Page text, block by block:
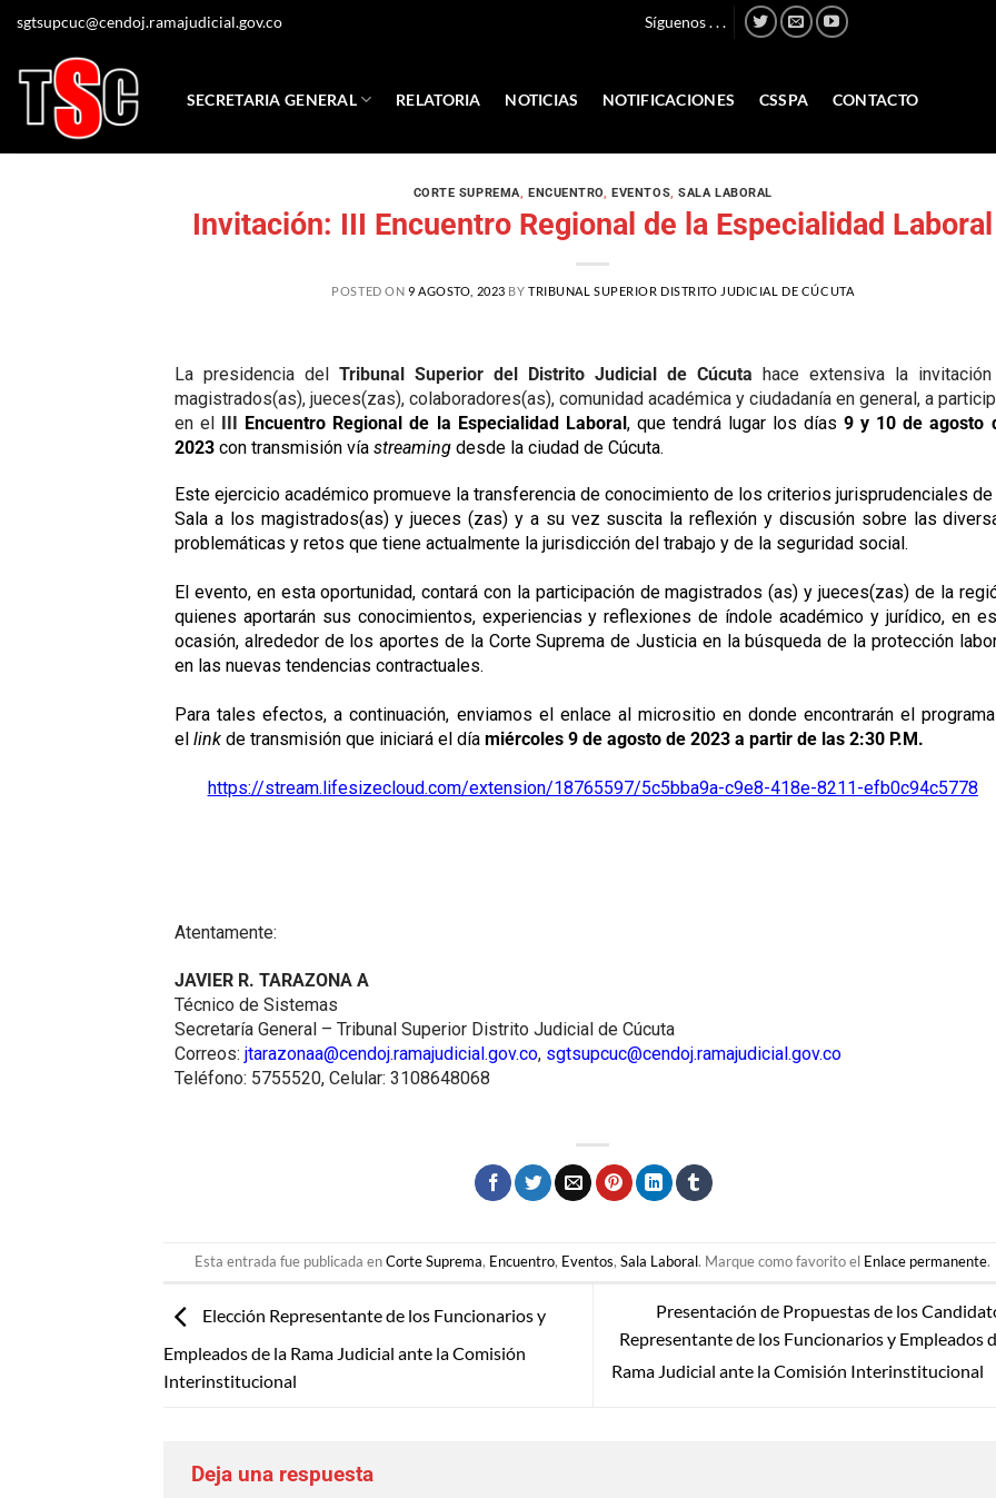
sgtsupcuc@cendoj.ramajudicial.gov.co Síguenos . . .
SECRETARIA GENERAL RELATORIA NOTICIAS NOTIFICACIONES CSSPA CONTACTO
CORTE SUPREMA, ENCUENTRO,EVENTOS,SALA LABORAL
Invitación: III Encuentro Regional de la Especialidad Laboral
POSTED ON 9 AGOSTO, 2023 BY TRIBUNAL SUPERIOR DISTRITO JUDICIAL DE CÚCUTA
La presidencia delTribunal Superior del Distrito Judicial de Cúcuta hace extensiva la
magistrados(as), jueces(zas), colaboradores(as), comunidad académica y ciudadanía en general, a
en el III Encuentro Regional de la Especialidad Laboral, que tendrá lugar los días 9 y 10 de agosto
2023 con transmisión vía streaming desde la ciudad de Cúcuta.
Este ejercicio académico promueve la transferencia de conocimiento de los criterios jurisprudenciales de
Sala a los magistrados(as) y jueces (zas) y a su vez suscita la reflexión y discusión sobre las
problemáticas y retos que tiene actualmente la jurisdicción del trabajo y de la seguridad social.
El evento, en esta oportunidad, contará con la participación de magistrados (as) y jueces(zas) de la
quienes aportarán sus conocimientos, experiencias y reflexiones de índole académico y jurídico, en
ocasión, alrededor de los aportes de la Corte Suprema de Justicia en la búsqueda de la protección
en las nuevas tendencias contractuales.
Para tales efectos, a continuación, enviamos el enlace al micrositio en donde encontrarán el
el link de transmisión que iniciará el día miércoles 9 de agosto de 2023 a partir de las 2:30 P.M.
https://stream.lifesizecloud.com/extension/18765597/5c5bba9a-c9e8-418e-8211-efb0c94c5778
Atentamente:
JAVIER R. TARAZONA A
Técnico de Sistemas
Secretaría General – Tribunal Superior Distrito Judicial de Cúcuta
Correos: jtarazonaa@cendoj.ramajudicial.gov.co, sgtsupcuc@cendoj.ramajudicial.gov.co
Teléfono: 5755520, Celular: 3108648068
Esta entrada fue publicada enCorte Suprema, Encuentro, Eventos,Sala Laboral. Marque como favorito el Enlace permanente.
Elección Representante de los Funcionarios y
Empleados de la Rama Judicial ante la Comisión
Interinstitucional
Presentación de Propuestas de los
Representante de los Funcionarios y Empleados
Rama Judicial ante la Comisión Interinstitucional
Deja una respuesta